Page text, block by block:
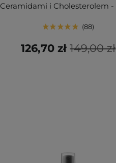
Ceramidami i Cholesterolem
88
149,00 zł
126,70 zł